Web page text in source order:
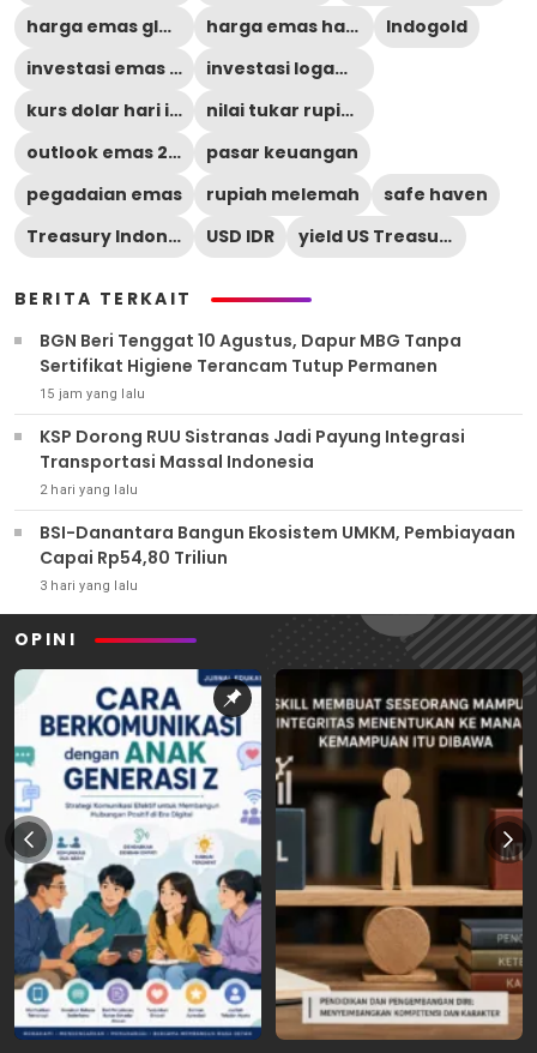
harga emas global harga emas hari ini
Indogold
investasi emas 2026
investasi logam mulia
kurs dolar hari ini
nilai tukar rupiah
outlook emas 2027
pasar keuangan
pegadaian emas
rupiah melemah
safe haven
Treasury Indonesia
USD IDR yield US Treasury
BERITA TERKAIT
BGN Beri Tenggat 10 Agustus, Dapur MBG Tanpa
Sertifikat Higiene Terancam Tutup Permanen
15 jam yang lalu
KSP Dorong RUU Sistranas Jadi Payung Integrasi
Transportasi Massal Indonesia
2 hari yang lalu
BSI-Danantara Bangun Ekosistem UMKM, Pembiayaan
Capai Rp54,80 Triliun
3 hari yang lalu
OPINI